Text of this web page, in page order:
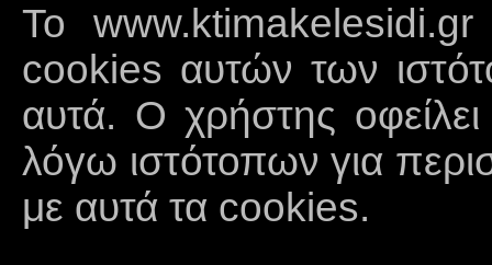
Το
cookies αυτών των
αυτά. Ο χρήστης
λόγω ιστότοπων για
με αυτά τα cookies.